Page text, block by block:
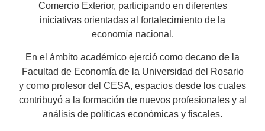
Comercio Exterior, participando en diferentes
iniciativas orientadas al fortalecimiento de la
economía nacional.
En el ámbito académico ejerció como decano de la
Facultad de Economía de la Universidad del Rosario
y como profesor del CESA, espacios desde los cuales
contribuyó a la formación de nuevos profesionales y al
análisis de políticas económicas y fiscales.